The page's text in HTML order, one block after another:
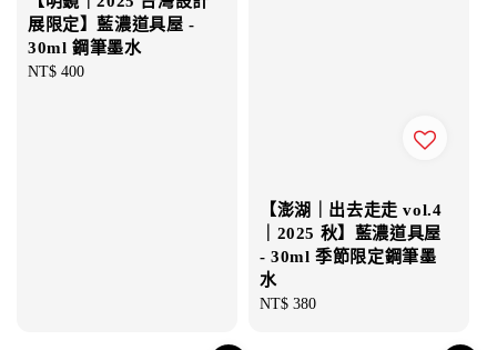
展限定】藍濃道具屋 -
30ml 鋼筆墨水
Regular
NT$ 400
【澎湖｜出去走走 vol.4
｜2025 秋】藍濃道具屋
- 30ml 季節限定鋼筆墨
水
Regular
NT$ 380